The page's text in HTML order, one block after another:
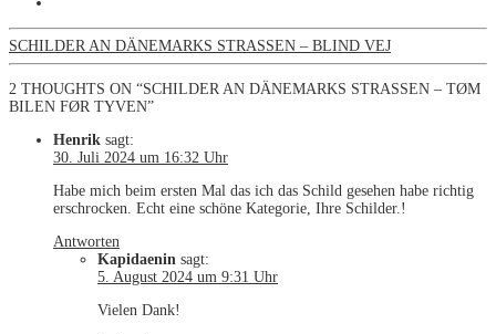
SCHILDER AN DÄNEMARKS STRASSEN – BLIND VEJ
2 THOUGHTS ON “SCHILDER AN DÄNEMARKS STRASSEN – TØM
BILEN FØR TYVEN”
Henrik sagt:
30. Juli 2024 um 16:32 Uhr
Habe mich beim ersten Mal das ich das Schild gesehen habe richtig
erschrocken. Echt eine schöne Kategorie, Ihre Schilder.!
Antworten
Kapidaenin sagt:
5. August 2024 um 9:31 Uhr
Vielen Dank!